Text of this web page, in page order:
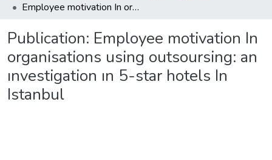
Employee motivation In organisations using outsoursing: an ınvestigation ın 5-star hotels In Istanbul
Publication: Employee motivation In
organisations using outsoursing: an
ınvestigation ın 5-star hotels In
Istanbul